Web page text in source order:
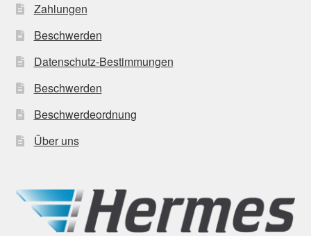
Zahlungen
Beschwerden
Datenschutz-Bestimmungen
Beschwerden
Beschwerdeordnung
Über uns